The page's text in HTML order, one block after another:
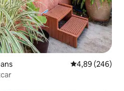
Gemiddelde
4,89 (246)